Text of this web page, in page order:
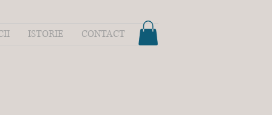
ISTORIE CONTACT